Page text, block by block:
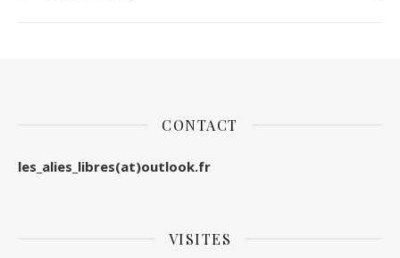
CONTACT
les_alies_libres(at)outlook.fr
VISITES